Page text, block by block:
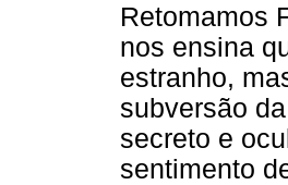
Retomamos
nos ensina
estranho,
subversão
secreto e
sentimento